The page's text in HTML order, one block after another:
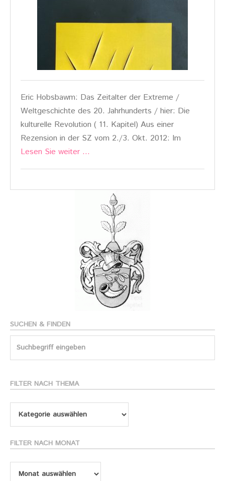
Eric Hobsbawm: Das Zeitalter der Extreme /
Weltgeschichte des 20. Jahrhunderts / hier: Die
kulturelle Revolution ( 11. Kapitel) Aus einer
Rezension in der SZ vom 2./3. Okt. 2012: Im
Lesen Sie weiter …
SUCHEN & FINDEN
Search
FILTER NACH THEMA
Filter
FILTER NACH MONAT
Filter
nach